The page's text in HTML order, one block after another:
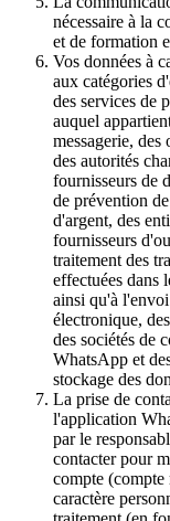
nécessaire à la
et de formation
Vos données à
aux catégories
des services de
auquel
messagerie, des
des autorités
fournisseurs de
de prévention
d'argent, des
fournisseurs
traitement des
effectuées dans
ainsi qu'à
électronique,
des sociétés de
WhatsApp et
stockage des
La prise de
l'application
par le
contacter pour
compte (compte
caractère